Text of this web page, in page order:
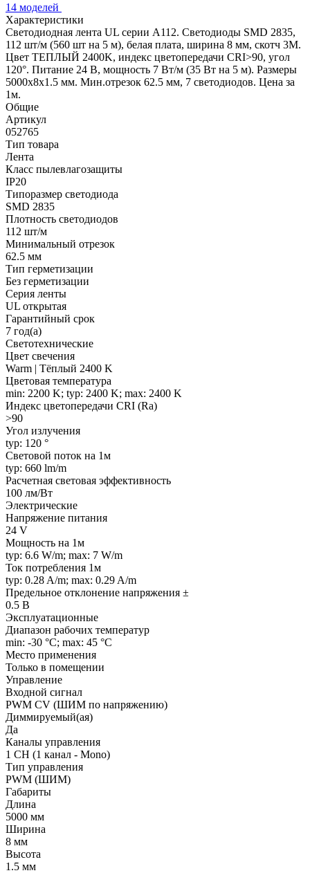
14 моделей
Характеристики
Светодиодная лента UL серии A112. Светодиоды SMD 2835,
112 шт/м (560 шт на 5 м), белая плата, ширина 8 мм, скотч 3M.
Цвет ТЕПЛЫЙ 2400K, индекс цветопередачи CRI>90, угол
120°. Питание 24 В, мощность 7 Вт/м (35 Вт на 5 м). Размеры
5000x8x1.5 мм. Мин.отрезок 62.5 мм, 7 светодиодов. Цена за
1м.
Общие
Артикул
052765
Тип товара
Лента
Класс пылевлагозащиты
IP20
Типоразмер светодиода
SMD 2835
Плотность светодиодов
112 шт/м
Минимальный отрезок
62.5 мм
Тип герметизации
Без герметизации
Серия ленты
UL открытая
Гарантийный срок
7 год(а)
Светотехнические
Цвет свечения
Warm | Тёплый 2400 K
Цветовая температура
min: 2200 K; typ: 2400 K; max: 2400 K
Индекс цветопередачи CRI (Ra)
>90
Угол излучения
typ: 120 °
Световой поток на 1м
typ: 660 lm/m
Расчетная световая эффективность
100 лм/Вт
Электрические
Напряжение питания
24 V
Мощность на 1м
typ: 6.6 W/m; max: 7 W/m
Ток потребления 1м
typ: 0.28 A/m; max: 0.29 A/m
Предельное отклонение напряжения ±
0.5 В
Эксплуатационные
Диапазон рабочих температур
min: -30 °C; max: 45 °C
Место применения
Только в помещении
Управление
Входной сигнал
PWM СV (ШИМ по напряжению)
Диммируемый(ая)
Да
Каналы управления
1 CH (1 канал - Mono)
Тип управления
PWM (ШИМ)
Габариты
Длина
5000 мм
Ширина
8 мм
Высота
1.5 мм